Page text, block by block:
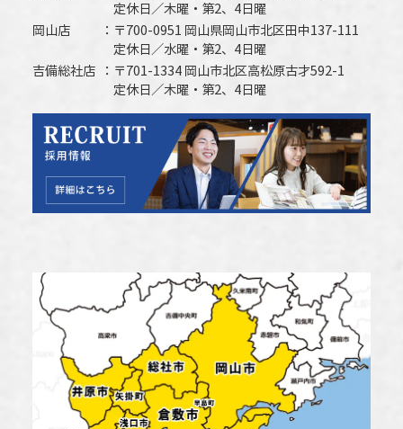
定休日／木曜・第2、4日曜
岡山店
〒700-0951 岡山県岡山市北区田中137-111
定休日／水曜・第2、4日曜
吉備総社店
〒701-1334 岡山市北区高松原古才592-1
定休日／木曜・第2、4日曜